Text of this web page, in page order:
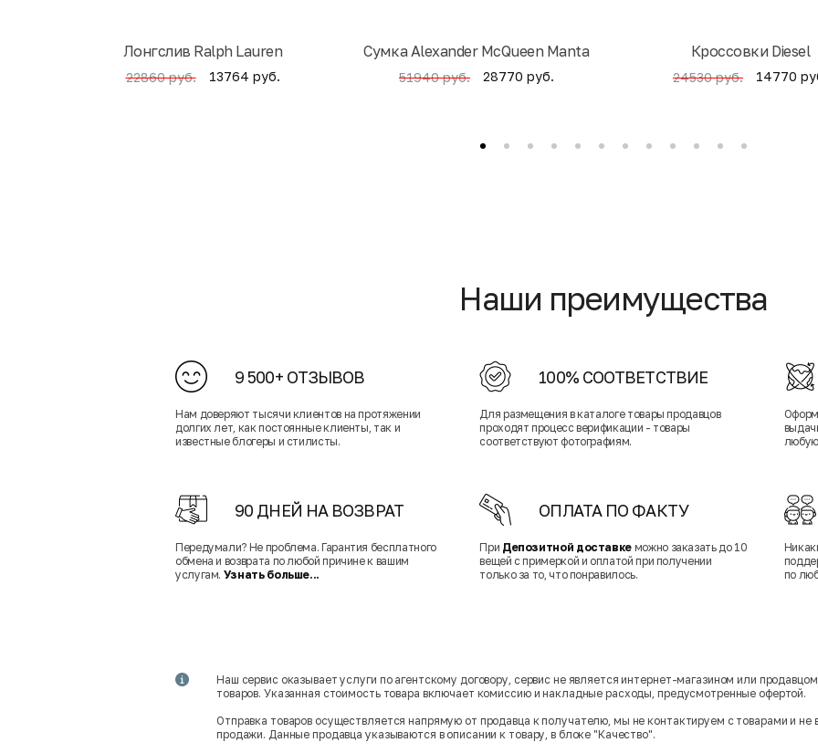
Лонгслив Ralph Lauren
22860 руб. 13764 руб.
Cумка Alexander McQueen Manta
51940 руб. 28770 руб.
Кроссовки Diesel
24530 руб. 14770
Наши преимущества
9 500+ ОТЗЫВОВ
Нам доверяют тысячи клиентов на протяжении
долгих лет, как постоянные клиенты, так и
известные блогеры и стилисты.
100% СООТВЕТСТВИЕ
Для размещения в каталоге товары продавцов
проходят процесс верификации - товары
соответствуют фотографиям.
90 ДНЕЙ НА ВОЗВРАТ
Передумали? Не проблема. Гарантия бесплатного
обмена и возврата по любой причине к вашим
услугам. Узнать больше...
ОПЛАТА ПО ФАКТУ
При Депозитной доставке можно заказать до 10
вещей с примеркой и оплатой при получении
только за то, что понравилось.
по
Наш сервис оказывает услуги по агентскому договору, сервис не является интернет-магазином или
товаров. Указанная стоимость товара включает комиссию и накладные расходы, предусмотренные офертой.
Отправка товаров осуществляется напрямую от продавца к получателю, мы не контактируем с товарами и не
продажи. Данные продавца указываются в описании к товару, в блоке "Качество".